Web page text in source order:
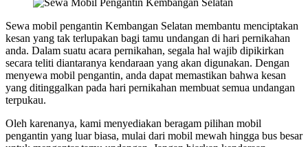
Sewa mobil pengantin Kembangan Selatan membantu menciptakan
kesan yang tak terlupakan bagi tamu undangan di hari pernikahan
anda. Dalam suatu acara pernikahan, segala hal wajib dipikirkan
secara teliti diantaranya kendaraan yang akan digunakan. Dengan
menyewa mobil pengantin, anda dapat memastikan bahwa kesan
yang ditinggalkan pada hari pernikahan membuat semua undangan
terpukau.
Oleh karenanya, kami menyediakan beragam pilihan mobil
pengantin yang luar biasa, mulai dari mobil mewah hingga bus besar